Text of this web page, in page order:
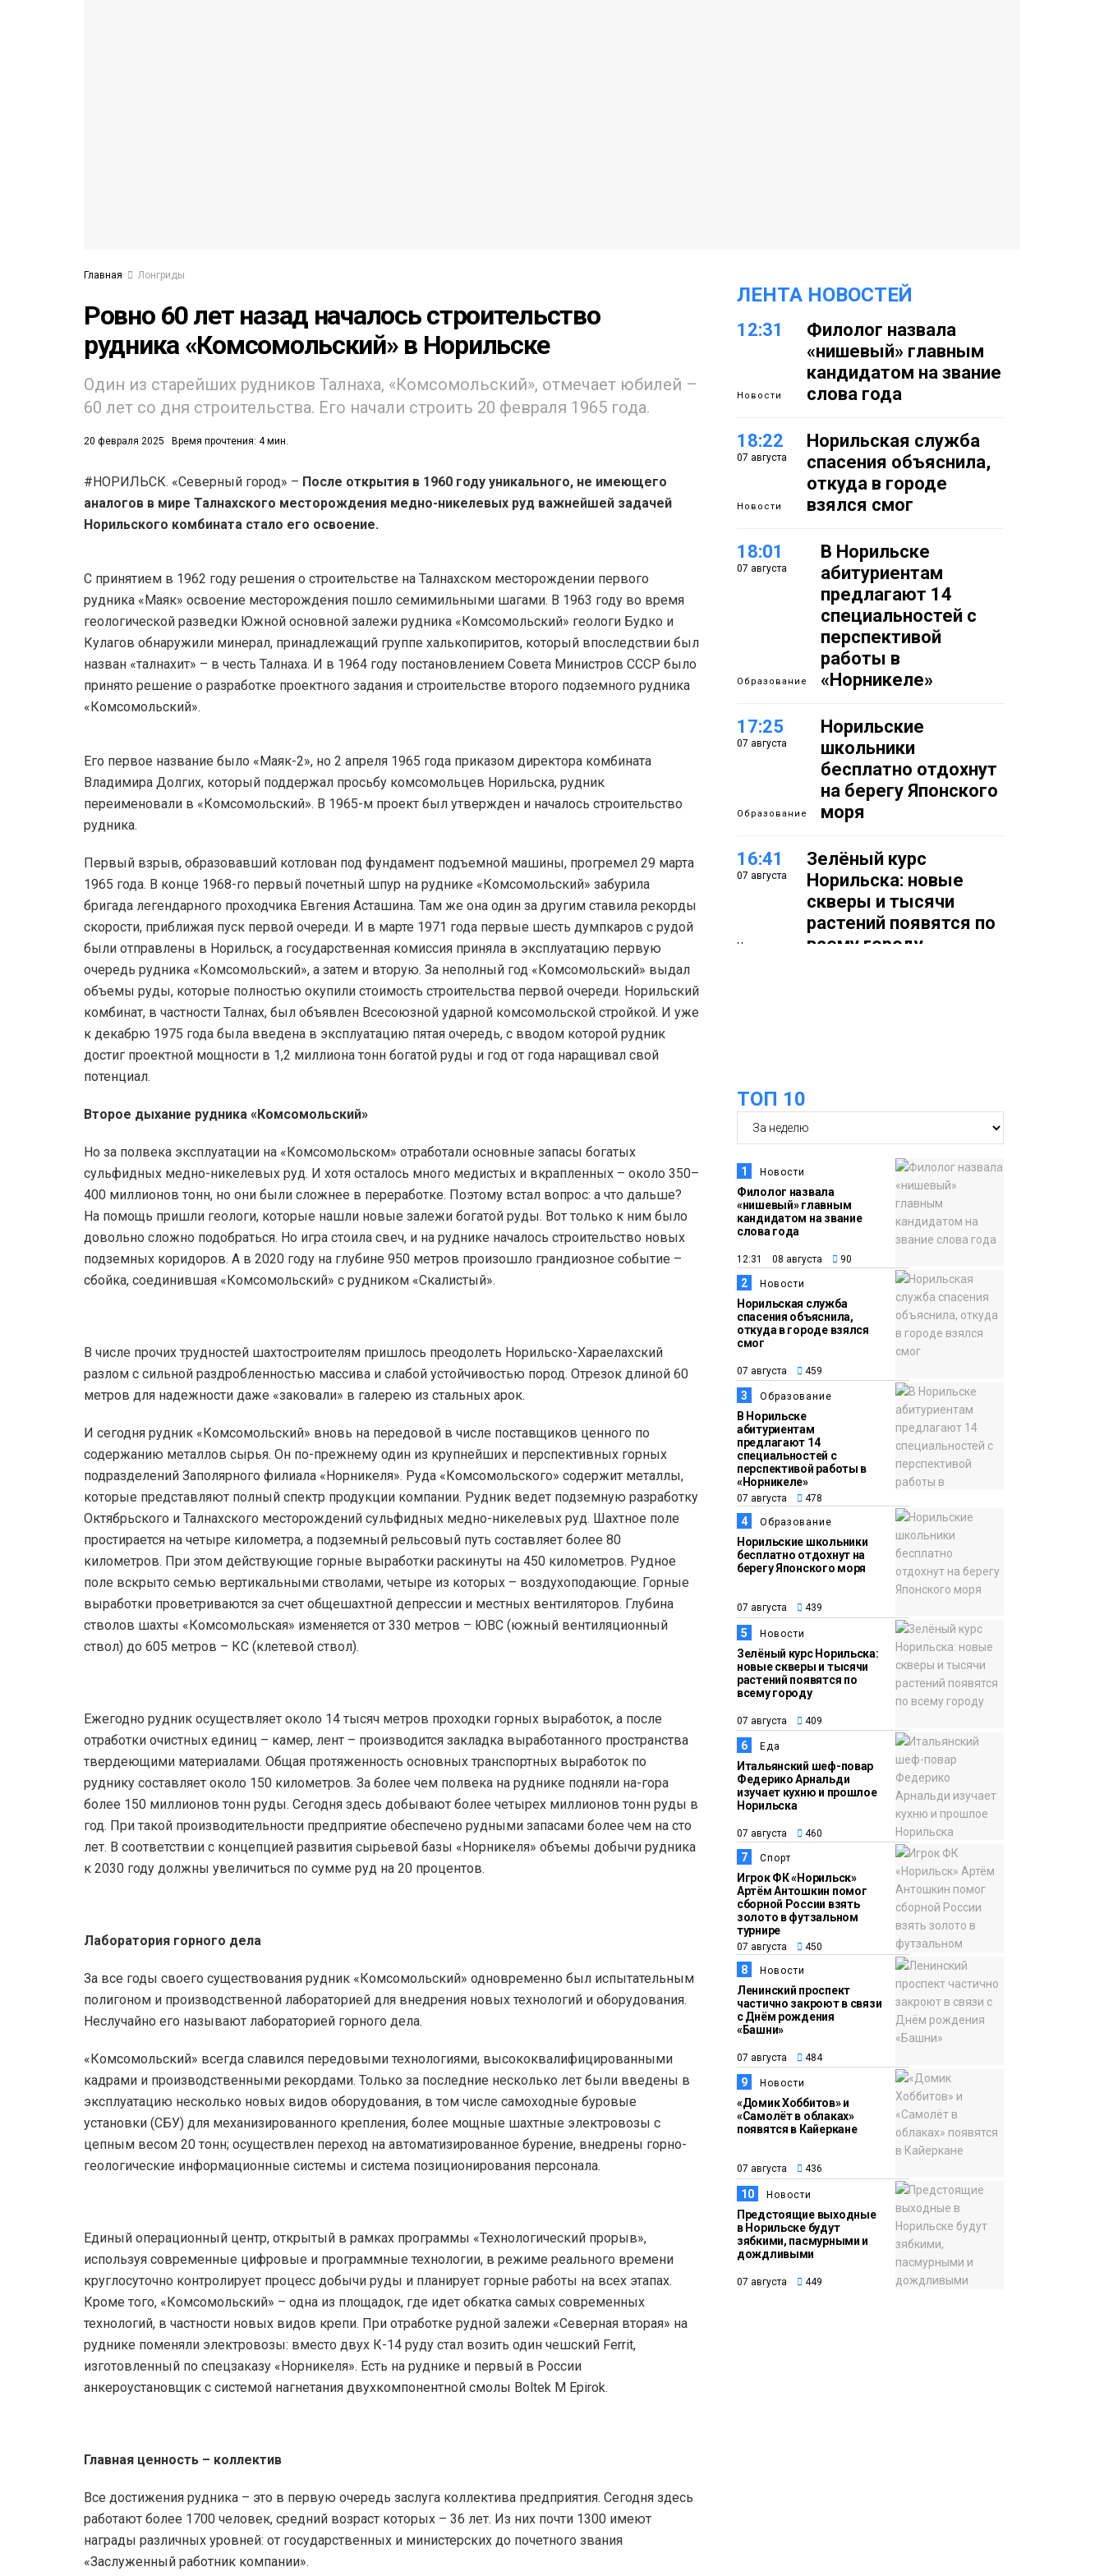
Главная Лонгриды
Ровно 60 лет назад началось строительство
рудника «Комсомольский» в Норильске
Один из старейших рудников Талнаха, «Комсомольский», отмечает юбилей –
60 лет со дня строительства. Его начали строить 20 февраля 1965 года.
20 февраля 2025 Время прочтения: 4 мин.
#НОРИЛЬСК. «Северный город» – После открытия в 1960 году уникального, не имеющего
аналогов в мире Талнахского месторождения медно-никелевых руд важнейшей задачей
Норильского комбината стало его освоение.
С принятием в 1962 году решения о строительстве на Талнахском месторождении первого
рудника «Маяк» освоение месторождения пошло семимильными шагами. В 1963 году во время
геологической разведки Южной основной залежи рудника «Комсомольский» геологи Будко и
Кулагов обнаружили минерал, принадлежащий группе халькопиритов, который впоследствии был
назван «талнахит» – в честь Талнаха. И в 1964 году постановлением Совета Министров СССР было
принято решение о разработке проектного задания и строительстве второго подземного рудника
«Комсомольский».
Его первое название было «Маяк-2», но 2 апреля 1965 года приказом директора комбината
Владимира Долгих, который поддержал просьбу комсомольцев Норильска, рудник
переименовали в «Комсомольский». В 1965-м проект был утвержден и началось строительство
рудника.
Первый взрыв, образовавший котлован под фундамент подъемной машины, прогремел 29 марта
1965 года. В конце 1968-го первый почетный шпур на руднике «Комсомольский» забурила
бригада легендарного проходчика Евгения Асташина. Там же она один за другим ставила рекорды
скорости, приближая пуск первой очереди. И в марте 1971 года первые шесть думпкаров с рудой
были отправлены в Норильск, а государственная комиссия приняла в эксплуатацию первую
очередь рудника «Комсомольский», а затем и вторую. За неполный год «Комсомольский» выдал
объемы руды, которые полностью окупили стоимость строительства первой очереди. Норильский
комбинат, в частности Талнах, был объявлен Всесоюзной ударной комсомольской стройкой. И уже
к декабрю 1975 года была введена в эксплуатацию пятая очередь, с вводом которой рудник
достиг проектной мощности в 1,2 миллиона тонн богатой руды и год от года наращивал свой
потенциал.
Второе дыхание рудника «Комсомольский»
Но за полвека эксплуатации на «Комсомольском» отработали основные запасы богатых
сульфидных медно-никелевых руд. И хотя осталось много медистых и вкрапленных – около 350–
400 миллионов тонн, но они были сложнее в переработке. Поэтому встал вопрос: а что дальше?
На помощь пришли геологи, которые нашли новые залежи богатой руды. Вот только к ним было
довольно сложно подобраться. Но игра стоила свеч, и на руднике началось строительство новых
подземных коридоров. А в 2020 году на глубине 950 метров произошло грандиозное событие –
сбойка, соединившая «Комсомольский» с рудником «Скалистый».
В числе прочих трудностей шахтостроителям пришлось преодолеть Норильско-Хараелахский
разлом с сильной раздробленностью массива и слабой устойчивостью пород. Отрезок длиной 60
метров для надежности даже «заковали» в галерею из стальных арок.
И сегодня рудник «Комсомольский» вновь на передовой в числе поставщиков ценного по
содержанию металлов сырья. Он по-прежнему один из крупнейших и перспективных горных
подразделений Заполярного филиала «Норникеля». Руда «Комсомольского» содержит металлы,
которые представляют полный спектр продукции компании. Рудник ведет подземную разработку
Октябрьского и Талнахского месторождений сульфидных медно-никелевых руд. Шахтное поле
простирается на четыре километра, а подземный рельсовый путь составляет более 80
километров. При этом действующие горные выработки раскинуты на 450 километров. Рудное
поле вскрыто семью вертикальными стволами, четыре из которых – воздухоподающие. Горные
выработки проветриваются за счет общешахтной депрессии и местных вентиляторов. Глубина
стволов шахты «Комсомольская» изменяется от 330 метров – ЮВС (южный вентиляционный
ствол) до 605 метров – КС (клетевой ствол).
Ежегодно рудник осуществляет около 14 тысяч метров проходки горных выработок, а после
отработки очистных единиц – камер, лент – производится закладка выработанного пространства
твердеющими материалами. Общая протяженность основных транспортных выработок по
руднику составляет около 150 километров. За более чем полвека на руднике подняли на-гора
более 150 миллионов тонн руды. Сегодня здесь добывают более четырех миллионов тонн руды в
год. При такой производительности предприятие обеспечено рудными запасами более чем на сто
лет. В соответствии с концепцией развития сырьевой базы «Норникеля» объемы добычи рудника
к 2030 году должны увеличиться по сумме руд на 20 процентов.
Лаборатория горного дела
За все годы своего существования рудник «Комсомольский» одновременно был испытательным
полигоном и производственной лабораторией для внедрения новых технологий и оборудования.
Неслучайно его называют лабораторией горного дела.
«Комсомольский» всегда славился передовыми технологиями, высококвалифицированными
кадрами и производственными рекордами. Только за последние несколько лет были введены в
эксплуатацию несколько новых видов оборудования, в том числе самоходные буровые
установки (СБУ) для механизированного крепления, более мощные шахтные электровозы с
цепным весом 20 тонн; осуществлен переход на автоматизированное бурение, внедрены горно-
геологические информационные системы и система позиционирования персонала.
Единый операционный центр, открытый в рамках программы «Технологический прорыв»,
используя современные цифровые и программные технологии, в режиме реального времени
круглосуточно контролирует процесс добычи руды и планирует горные работы на всех этапах.
Кроме того, «Комсомольский» – одна из площадок, где идет обкатка самых современных
технологий, в частности новых видов крепи. При отработке рудной залежи «Северная вторая» на
руднике поменяли электровозы: вместо двух К-14 руду стал возить один чешский Ferrit,
изготовленный по спецзаказу «Норникеля». Есть на руднике и первый в России
анкероустановщик с системой нагнетания двухкомпонентной смолы Boltek M Epirok.
Главная ценность – коллектив
Все достижения рудника – это в первую очередь заслуга коллектива предприятия. Сегодня здесь
работают более 1700 человек, средний возраст которых – 36 лет. Из них почти 1300 имеют
награды различных уровней: от государственных и министерских до почетного звания
«Заслуженный работник компании».
ЛЕНТА НОВОСТЕЙ
12:31
Новости
Филолог назвала
«нишевый» главным
кандидатом на звание
слова года
18:22
07 августа
Новости
Норильская служба
спасения объяснила,
откуда в городе
взялся смог
18:01
07 августа
Образование
В Норильске
абитуриентам
предлагают 14
специальностей с
перспективой
работы в
«Норникеле»
17:25
07 августа
Образование
Норильские
школьники
бесплатно отдохнут
на берегу Японского
моря
16:41
07 августа
Новости
Зелёный курс
Норильска: новые
скверы и тысячи
растений появятся по
всему городу
15:11
Спорт
Игрок ФК «Норильск»
Артём Антошкин
помог сборной России
взять золото в
футзальном турнире
14:30
07 августа
Новости
Ленинский проспект
частично закроют в
связи с Днём
рождения «Башни»
13:59
07 августа
Новости
«Домик Хоббитов» и
«Самолёт в облаках»
появятся в Кайеркане
13:08
07 августа
Новости
Предстоящие
выходные в
Норильске будут
зябкими, пасмурными
и дождливыми
ТОП 10
1 Новости
Филолог назвала
«нишевый» главным
кандидатом на звание
слова года
12:31 08 августа 90
2 Новости
Норильская служба
спасения объяснила,
откуда в городе взялся
смог
07 августа 459
3 Образование
В Норильске
абитуриентам
предлагают 14
специальностей с
перспективой работы в
«Норникеле»
07 августа 478
4 Образование
Норильские школьники
бесплатно отдохнут на
берегу Японского моря
07 августа 439
5 Новости
Зелёный курс Норильска:
новые скверы и тысячи
растений появятся по
всему городу
07 августа 409
6 Еда
Итальянский шеф-повар
Федерико Арнальди
изучает кухню и прошлое
Норильска
07 августа 460
7 Спорт
Игрок ФК «Норильск»
Артём Антошкин помог
сборной России взять
золото в футзальном
турнире
07 августа 450
8 Новости
Ленинский проспект
частично закроют в связи
с Днём рождения
«Башни»
07 августа 484
9 Новости
«Домик Хоббитов» и
«Самолёт в облаках»
появятся в Кайеркане
07 августа 436
10 Новости
Предстоящие выходные
в Норильске будут
зябкими, пасмурными и
дождливыми
07 августа 449